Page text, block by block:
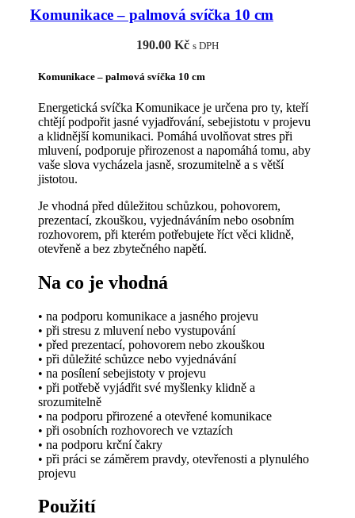
variant.
produktu
Komunikace – palmová svíčka 10 cm
190.00 Kč s DPH
Komunikace – palmová svíčka 10 cm
Energetická svíčka Komunikace je určena pro ty, kteří
chtějí podpořit jasné vyjadřování, sebejistotu v projevu
a klidnější komunikaci. Pomáhá uvolňovat stres při
mluvení, podporuje přirozenost a napomáhá tomu, aby
vaše slova vycházela jasně, srozumitelně a s větší
jistotou.
Je vhodná před důležitou schůzkou, pohovorem,
prezentací, zkouškou, vyjednáváním nebo osobním
rozhovorem, při kterém potřebujete říct věci klidně,
otevřeně a bez zbytečného napětí.
Na co je vhodná
• na podporu komunikace a jasného projevu
• při stresu z mluvení nebo vystupování
• před prezentací, pohovorem nebo zkouškou
• při důležité schůzce nebo vyjednávání
• na posílení sebejistoty v projevu
• při potřebě vyjádřit své myšlenky klidně a
srozumitelně
• na podporu přirozené a otevřené komunikace
• při osobních rozhovorech ve vztazích
• na podporu krční čakry
• při práci se záměrem pravdy, otevřenosti a plynulého
projevu
Použití